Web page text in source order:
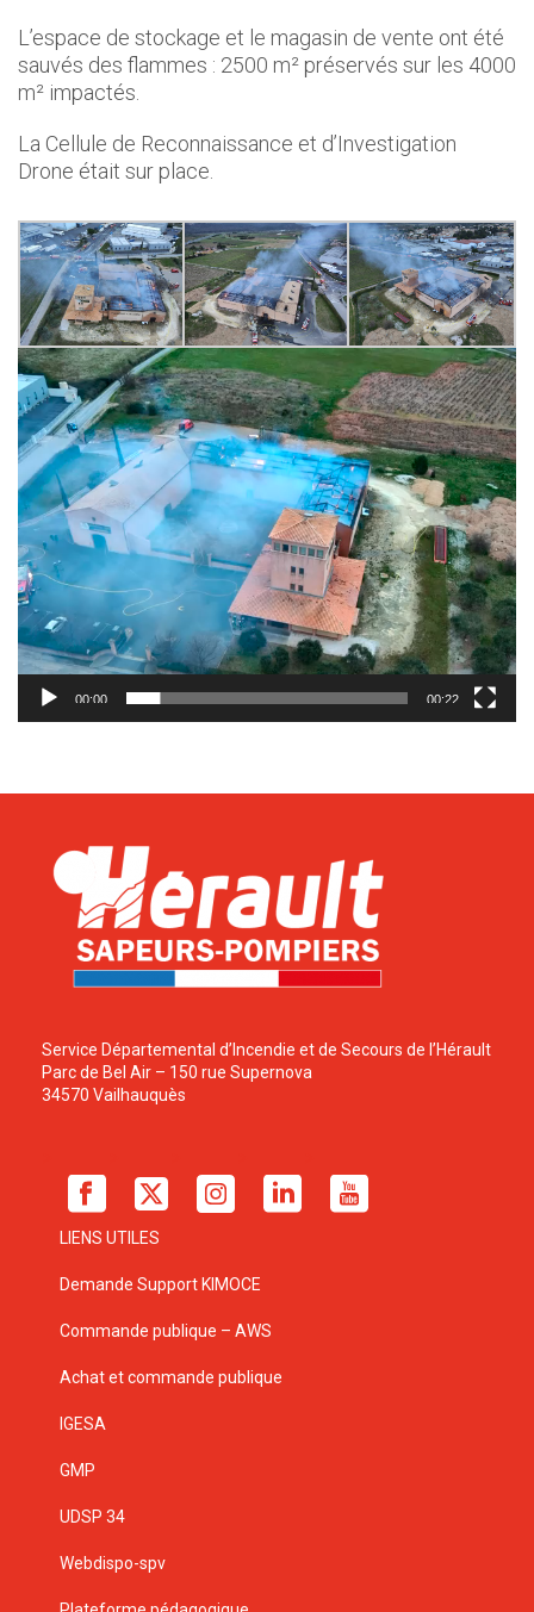
L’espace de stockage et le magasin de vente ont été
sauvés des flammes : 2500 m² préservés sur les 4000
m² impactés.
La Cellule de Reconnaissance et d’Investigation
Drone était sur place.
00:00 00:22
Service Départemental d’Incendie et de Secours de l’Hérault
Parc de Bel Air – 150 rue Supernova
34570 Vailhauquès
LIENS UTILES
Demande Support KIMOCE
Commande publique – AWS
Achat et commande publique
IGESA
GMP
UDSP 34
Webdispo-spv